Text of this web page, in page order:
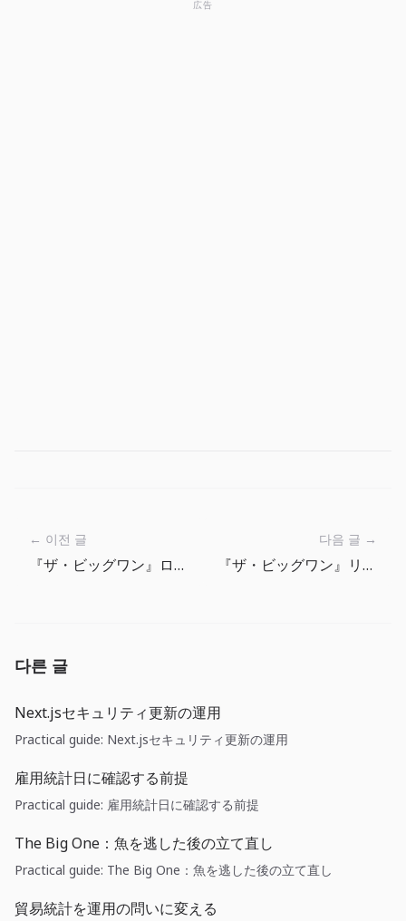
広告
← 이전 글
『ザ・ビッグワン』ローカライズ開発記：15言語で釣りの手触りをそろえる
다음 글 →
『ザ・ビッグワン』リーリングガイド：押し切る前にテンションを読む
다른 글
Next.jsセキュリティ更新の運用
Practical guide: Next.jsセキュリティ更新の運用
雇用統計日に確認する前提
Practical guide: 雇用統計日に確認する前提
The Big One：魚を逃した後の立て直し
Practical guide: The Big One：魚を逃した後の立て直し
貿易統計を運用の問いに変える